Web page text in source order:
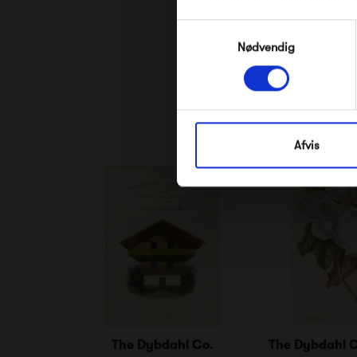
Nødvendig
Afvis
The Dybdahl Co.
The Dybdahl